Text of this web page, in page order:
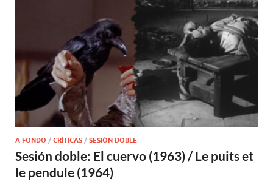
A FONDO / CRÍTICAS / SESIÓN DOBLE
Sesión doble: El cuervo (1963) / Le puits et
le pendule (1964)